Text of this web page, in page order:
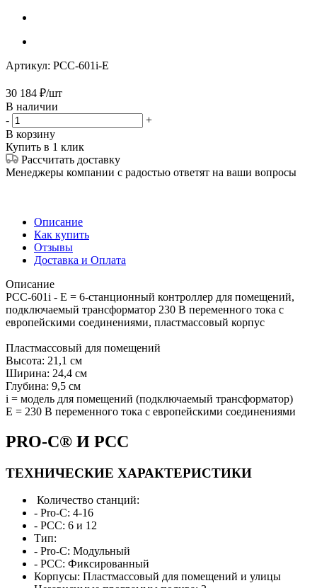
Артикул: РСС-601i-E
30 184 ₽/шт
В наличии
-
+
В корзину
Купить в 1 клик
Рассчитать доставку
Менеджеры компании с радостью ответят на ваши вопросы
Описание
Как купить
Отзывы
Доставка и Оплата
Описание
PCC-601i - E = 6-станционный контроллер для помещений,
подключаемый трансформатор 230 В переменного тока с
европейскими соединениями, пластмассовый корпус
Пластмассовый для помещений
Высота: 21,1 см
Ширина: 24,4 см
Глубина: 9,5 см
i = модель для помещений (подключаемый трансформатор)
E = 230 В переменного тока с европейскими соединениями
PRO-C® И PCC
ТЕХНИЧЕСКИЕ ХАРАКТЕРИСТИКИ
Количество станций:
- Pro-C: 4-16
- PCC: 6 и 12
Тип:
- Pro-C: Модульный
- PCC: Фиксированный
Корпусы: Пластмассовый для помещений и улицы